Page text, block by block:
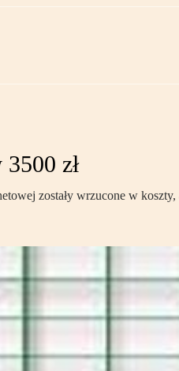
zł
zostały wrzucone w